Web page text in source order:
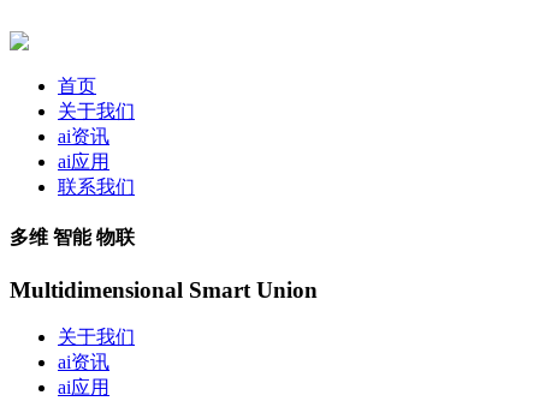
首页
关于我们
ai资讯
ai应用
联系我们
多维 智能 物联
Multidimensional Smart Union
关于我们
ai资讯
ai应用